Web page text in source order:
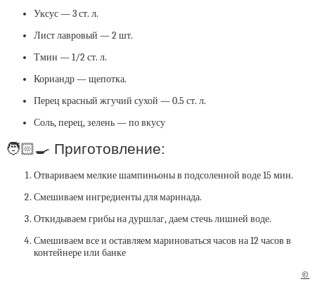
Уксус — 3 ст. л.⁣
Лист лавровый — 2 шт⁣.
Тмин — 1/2 ст. л.⁣
Кориандр — щепотка.⁣
Перец красный жгучий сухой — 0.5 ст. л.
Соль, перец, зелень — по вкусу
🧑🏻‍🍳 Приготовление:⁣
Отвариваем мелкие шампиньоны в подсоленной воде 15 мин.⁣
Смешиваем ингредиенты для маринада.⁣
Откидываем грибы на дуршлаг, даем стечь лишней воде.⁣
Смешиваем все и оставляем мариноваться часов на 12 часов в
контейнере или банке
©